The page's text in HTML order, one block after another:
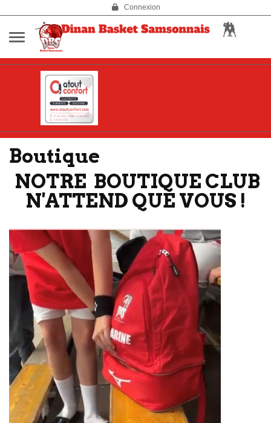
Connexion
Boutique
NOTRE BOUTIQUE CLUB
N'ATTEND QUE VOUS !
Panneau de gestion des cookies